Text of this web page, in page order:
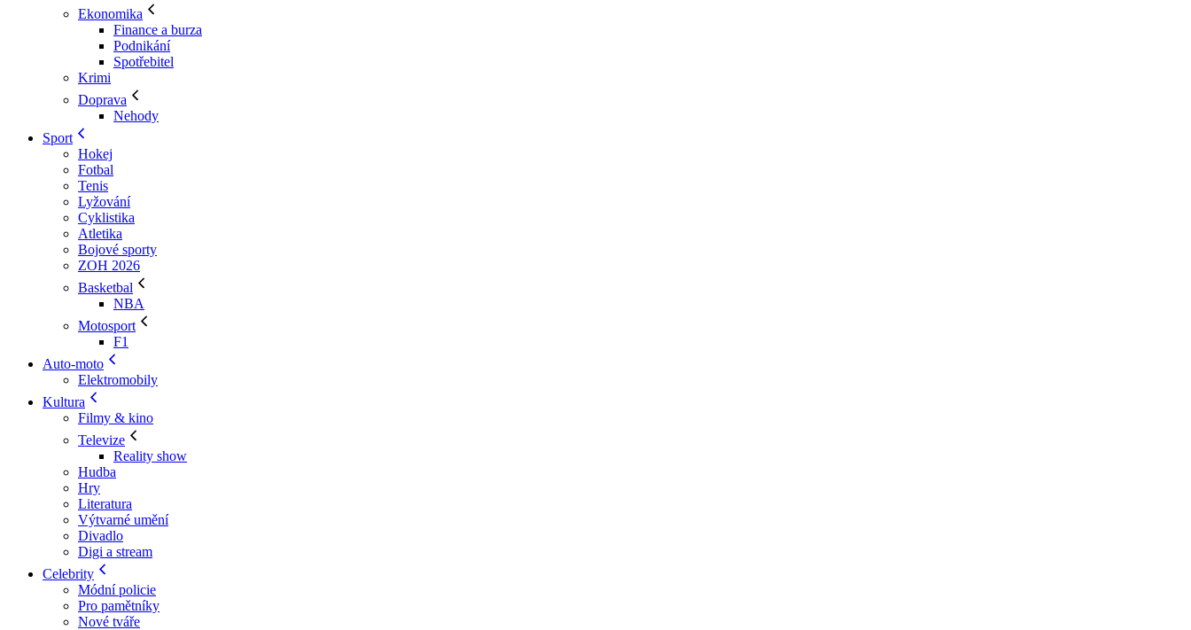
Ekonomika
Finance a burza
Podnikání
Spotřebitel
Krimi
Doprava
Nehody
Sport
Hokej
Fotbal
Tenis
Lyžování
Cyklistika
Atletika
Bojové sporty
ZOH 2026
Basketbal
NBA
Motosport
F1
Auto-moto
Elektromobily
Kultura
Filmy & kino
Televize
Reality show
Hudba
Hry
Literatura
Výtvarné umění
Divadlo
Digi a stream
Celebrity
Módní policie
Pro pamětníky
Nové tváře